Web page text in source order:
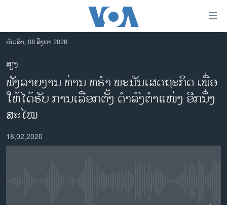
ເຂົ້າ
ຫາ
ຂ້າມ
ຂ້າມ
ຂ້າມ
ຫາ
ຊອກ
ຄົ້ນ
ລາວ
ອາເມຣິກາ
ການເລືອກຕັ້ງ ປະທານາທີບໍດີ ສະຫະລັດ 2024
ໂລກ
ວັນເສົາ, 08 ສິງຫາ 2026
ສຽງ
ຟັງ​ລາຍ​ງານ ທ່ານ ທ​ຣຳ ພະ​ນັ​ນ​ເສດ​ຖະ​ກິດ ເພື່ອ​
ໃຫ້​ໄດ້​ຮັບ ​ການ​ເລືອກ​ຕັ້ງ ​ດຳ​ລົງ​ຕຳ​ແໜ່​ງ​ ອີກ​ນຶ່ງ​
ສະ​ໄໝ
18,02,2020